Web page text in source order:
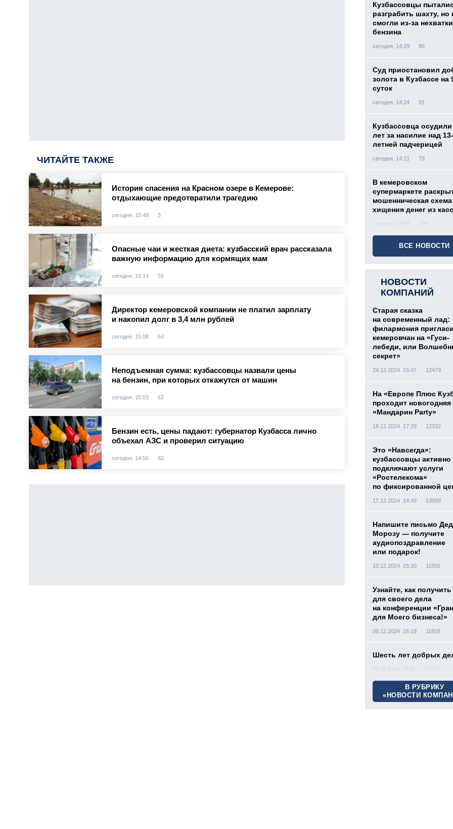
ЧИТАЙТЕ ТАКЖЕ
История спасения на Красном озере в Кемерове:
отдыхающие предотвратили трагедию
сегодня, 15:48 3
Опасные чаи и жесткая диета: кузбасский врач рассказала
важную информацию для кормящих мам
сегодня, 15:14 55
Директор кемеровской компании не платил зарплату
и накопил долг в 3,4 млн рублей
сегодня, 15:08 64
Неподъемная сумма: кузбассовцы назвали цены
на бензин, при которых откажутся от машин
сегодня, 15:03 62
Бензин есть, цены падают: губернатор Кузбасса лично
объехал АЗС и проверил ситуацию
сегодня, 14:56 82
Кузбассовцы
разграбить шахту, но
смогли из-за нехватки
бензина
сегодня, 14:29 86
Суд приостановил
золота в Кузбассе на
суток
сегодня, 14:24 91
Кузбассовца осудили
лет за насилие над 13-
летней падчерицей
сегодня, 14:21 79
В кемеровском
супермаркете
мошенническая схема
хищения денег из
сегодня, 13:54 106
ВСЕ НОВОСТИ
НОВОСТИ
КОМПАНИЙ
Старая сказка
на современный лад:
филармония
кемеровчан на «Гуси-
лебеди, или
секрет»
24.12.2024 15:47 12479
На «Европе Плюс
проходит новогодняя
«Мандарин Party»
18.12.2024 17:29 12332
Это «Навсегда»:
кузбассовцы активно
подключают услуги
«Ростелекома»
по фиксированной
17.12.2024 14:49 13099
Напишите письмо
Морозу — получите
аудиопоздравление
или подарок!
10.12.2024 15:30 11856
Узнайте, как получить
для своего дела
на конференции
для Моего бизнеса!»
06.12.2024 16:18 11918
Шесть лет добрых
30.11.2024 12:11 11707
В РУБРИКУ
«НОВОСТИ